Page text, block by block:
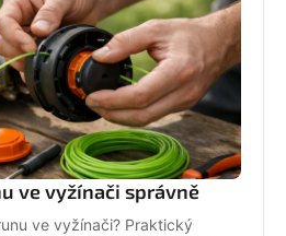
ve vyžínači správně
ve vyžínači? Praktický